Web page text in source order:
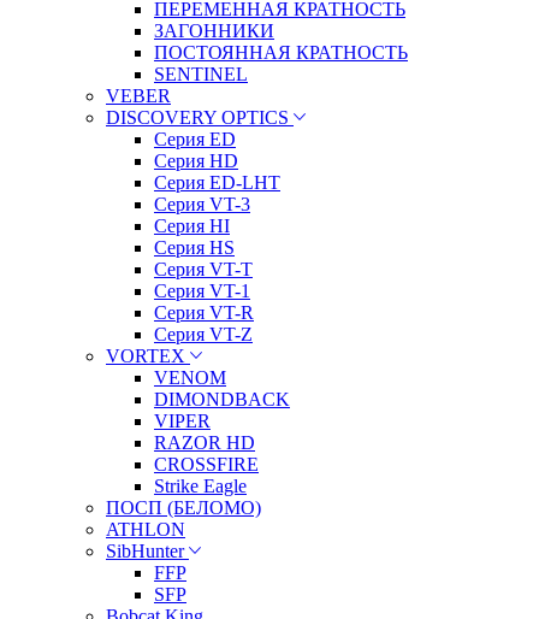
ПЕРЕМЕННАЯ КРАТНОСТЬ
ЗАГОННИКИ
ПОСТОЯННАЯ КРАТНОСТЬ
SENTINEL
VEBER
DISCOVERY OPTICS
Серия ED
Серия HD
Серия ED-LHT
Серия VT-3
Серия HI
Серия HS
Серия VT-T
Серия VT-1
Серия VT-R
Серия VT-Z
VORTEX
VENOM
DIMONDBACK
VIPER
RAZOR HD
CROSSFIRE
Strike Eagle
ПОСП (БЕЛОМО)
ATHLON
SibHunter
FFP
SFP